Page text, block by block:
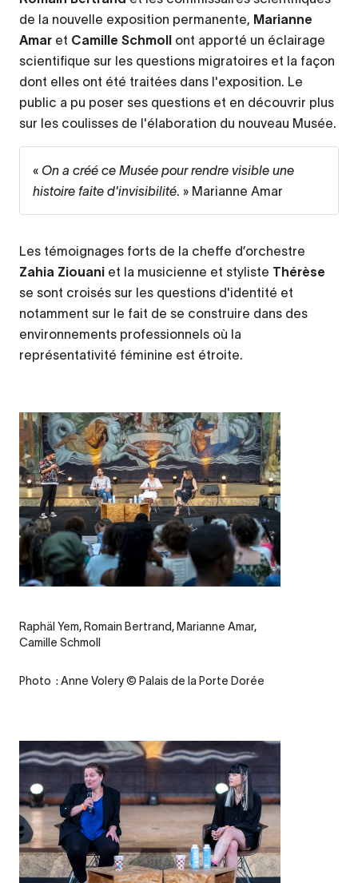
de la nouvelle exposition permanente, Marianne
Amar et Camille Schmoll ont apporté un éclairage
scientifique sur les questions migratoires et la façon
dont elles ont été traitées dans l'exposition. Le
public a pu poser ses questions et en découvrir plus
sur les coulisses de l'élaboration du nouveau Musée.
« On a créé ce Musée pour rendre visible une
histoire faite d'invisibilité. » Marianne Amar
Les témoignages forts de la cheffe d’orchestre
Zahia Ziouani et la musicienne et styliste Thérèse
se sont croisés sur les questions d'identité et
notamment sur le fait de se construire dans des
environnements professionnels où la
représentativité féminine est étroite.
Legende
Raphäl Yem, Romain Bertrand, Marianne Amar,
Camille Schmoll
Credit
Photo : Anne Volery © Palais de la Porte Dorée